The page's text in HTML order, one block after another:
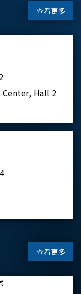
查看更多
Hall 2
查看更多